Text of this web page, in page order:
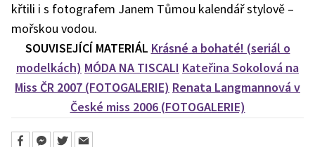
křtili i s fotografem Janem Tůmou kalendář stylově –
mořskou vodou.
SOUVISEJÍCÍ MATERIÁL Krásné a bohaté! (seriál o
modelkách) MÓDA NA TISCALI Kateřina Sokolová na
Miss ČR 2007 (FOTOGALERIE) Renata Langmannová v
České miss 2006 (FOTOGALERIE)